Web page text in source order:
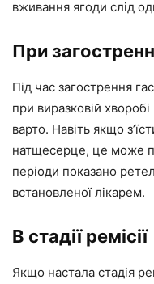
вживання ягоди слід
При
Під час загострення
при виразковій
варто. Навіть якщо
натщесерце, це може
періоди показано
встановленої лікарем.
В стадії ремісії
Якщо настала стадія